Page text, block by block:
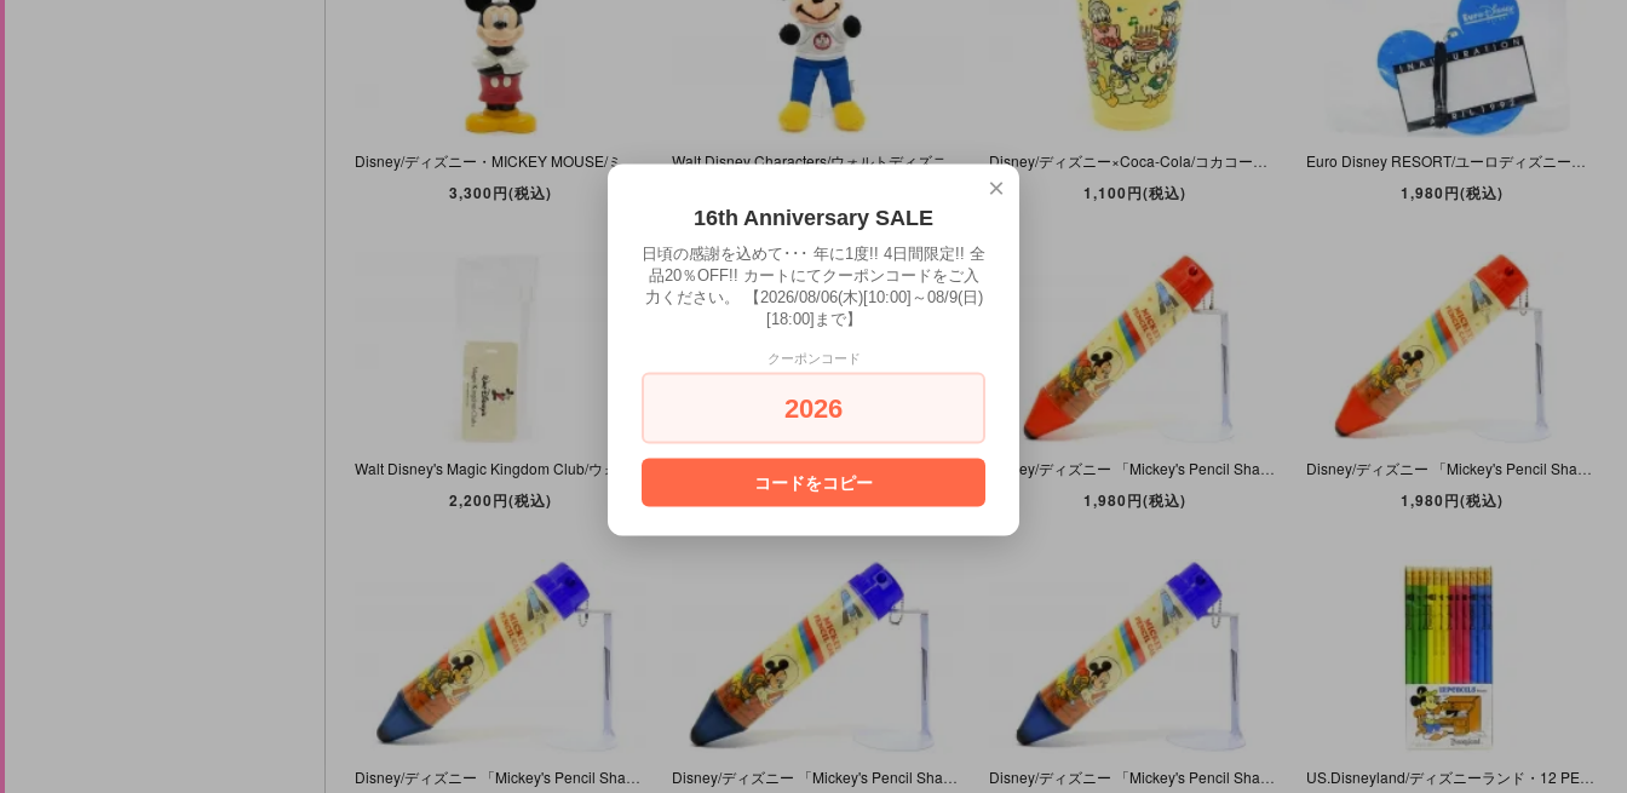
Disney/ディズニー・MICKEY MOUSE/ミッキーマウス型・Drink Bottle/ドリンクボトル・Tumbler/タンブラー・ストロー付き・ダメージ有
3,300円(税込)
Walt Disney Characters/ウォルトディズニーキャラクターズ・カリフォルニアスタッフドトイズ・Plush/ぬいぐるみ 「MICKEY MOUSE CLUB/ミッキーマウスクラブ」
1,100円(税込) 1,980円(税込)
Walt Disney's Magic Kingdom Club/ウォルトディズニーズ・マジックキングダムクラブ 「Bag Name Tag/バッグ用ネームタグ」 未開封
2,200円(税込) 1,980円(税込) 1,980円(税込) 1,980円(税込)
×
16th Anniversary SALE
日頃の感謝を込めて･･･ 年に1度!! 4日間限定!! 全
品20％OFF!! カートにてクーポンコードをご入
力ください。 【2026/08/06(木)[10:00]～08/9(日)
[18:00]まで】
クーポンコード
2026
コードをコピー